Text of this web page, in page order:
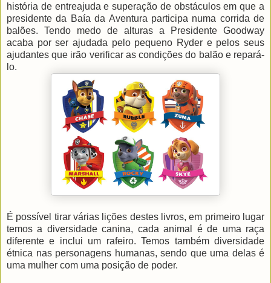
história de entreajuda e superação de obstáculos em que a
presidente da Baía da Aventura participa numa corrida de
balões. Tendo medo de alturas a Presidente Goodway
acaba por ser ajudada pelo pequeno Ryder e pelos seus
ajudantes que irão verificar as condições do balão e repará-
lo.
É possível tirar várias lições destes livros, em primeiro lugar
temos a diversidade canina, cada animal é de uma raça
diferente e inclui um rafeiro. Temos também diversidade
étnica nas personagens humanas, sendo que uma delas é
uma mulher com uma posição de poder.